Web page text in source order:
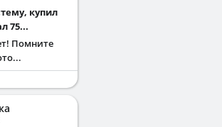
75...
Помните